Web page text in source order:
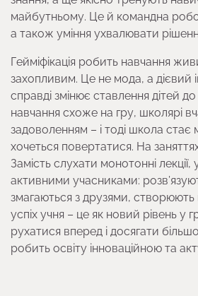
майбутньому. Це й командна
а також уміння ухвалювати
Гейміфікація робить навчання
захопливим. Це не мода, а дієвий
справді змінює ставлення дітей
навчання схоже на гру, школярі
задоволенням – і тоді школа стає
хочеться повертатися. На
Замість слухати монотонні лекції,
активними учасниками:
змагаються з друзями,
успіх учня – це як новий рівень у
рухатися вперед і досягати
робить освіту інноваційною та